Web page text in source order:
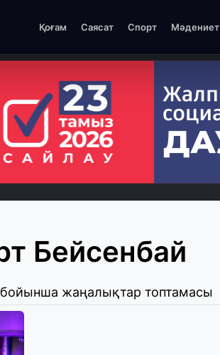
Қоғам Саясат Спорт Мәдениет
Бейсенбай
жаңалықтар топтамасы